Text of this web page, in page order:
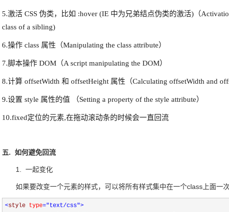
5.激活 CSS 伪类，比如 :hover (IE 中为兄弟结点伪类的激活)（
class of a sibling)
6.操作 class 属性（Manipulating the class attribute）
7.脚本操作 DOM（A script manipulating the DOM）
8.计算 offsetWidth 和 offsetHeight 属性（Calculating offsetWidth and
9.设置 style 属性的值 （Setting a property of the style attribute）
10.fixed定位的元素,在拖动滚动条的时候会一直回流
五. 如何避免回流
1. 一起变化
如果要改变一个元素的样式，可以将所有样式集中在一个class上面一
<style type="text/css">